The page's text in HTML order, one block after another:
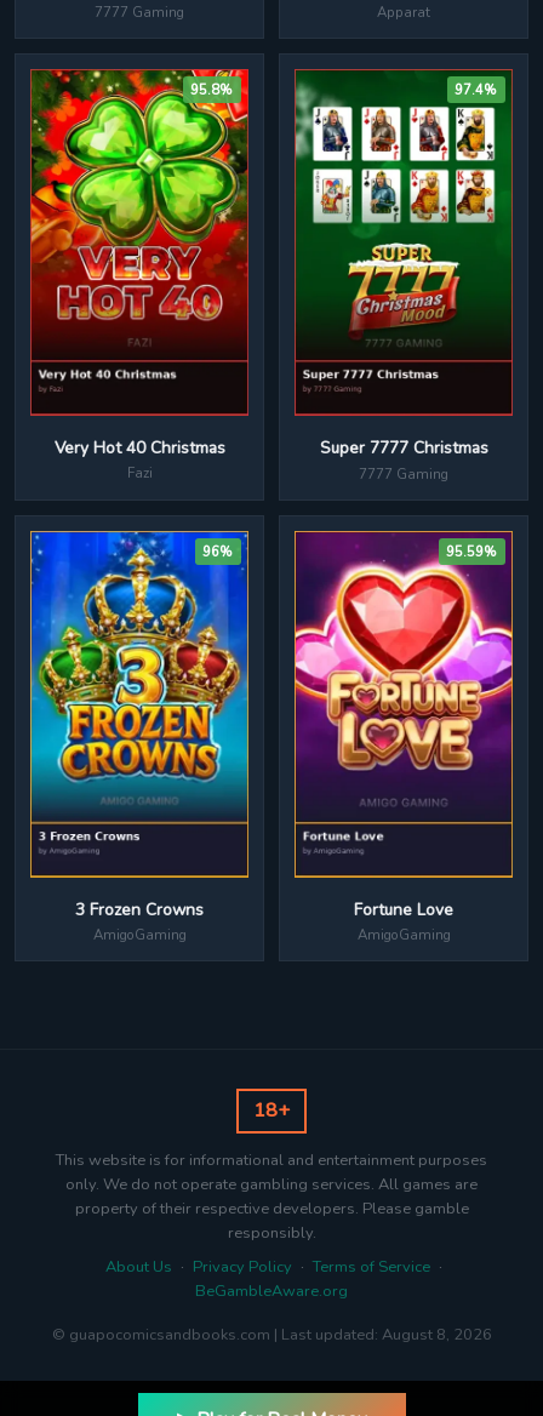
7777 Gaming Apparat
95.8%
Very Hot 40 Christmas
Fazi
97.4%
Super 7777 Christmas
7777 Gaming
96%
3 Frozen Crowns
AmigoGaming
95.59%
Fortune Love
AmigoGaming
18+
This website is for informational and entertainment purposes
only. We do not operate gambling services. All games are
property of their respective developers. Please gamble
responsibly.
About Us · Privacy Policy · Terms of Service ·
BeGambleAware.org
© guapocomicsandbooks.com | Last updated: August 8, 2026